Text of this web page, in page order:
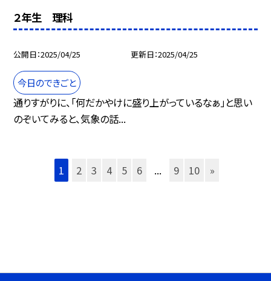
２年生 理科
公開日 2025/04/25 更新日 2025/04/25
今日のできごと
通りすがりに、「何だかやけに盛り上がっているなぁ」と思い
のぞいてみると、気象の話...
1 2 3 4 5 6 ... 9 10 »